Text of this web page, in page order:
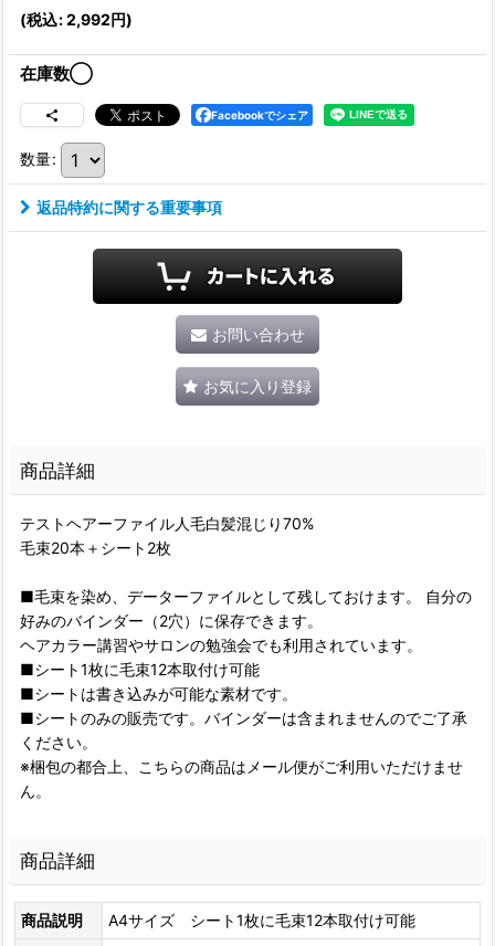
(税込:2,992円)
在庫数◯
Facebookでシェア
数量:
返品特約に関する重要事項
お問い合わせ
お気に入り登録
商品詳細
テストヘアーファイル人毛白髪混じり70%
毛束20本＋シート2枚
■毛束を染め、データーファイルとして残しておけます。 自分の
好みのバインダー（2穴）に保存できます。
ヘアカラー講習やサロンの勉強会でも利用されています。
■シート1枚に毛束12本取付け可能
■シートは書き込みが可能な素材です。
■シートのみの販売です。バインダーは含まれませんのでご了承
ください。
※梱包の都合上、こちらの商品はメール便がご利用いただけませ
ん。
商品詳細
商品説明
A4サイズ シート1枚に毛束12本取付け可能